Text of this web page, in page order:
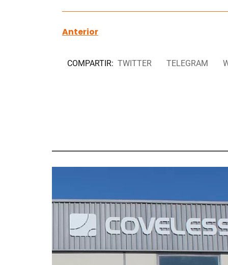
Anterior
COMPARTIR: TWITTER TELEGRAM